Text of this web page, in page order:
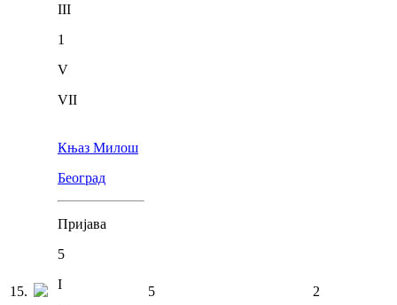
III
1
V
VII
15.
Књаз Милош
Београд
Пријава
5
I
5 2